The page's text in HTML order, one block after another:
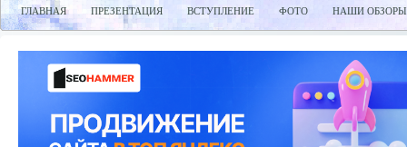
ГЛАВНАЯ ПРЕЗЕНТАЦИЯ ВСТУПЛЕНИЕ ФОТО НАШИ ОБЗОРЫ